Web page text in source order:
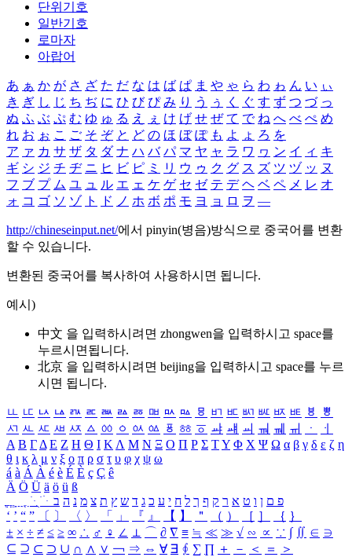
단위기호
일반기호
로마자
아랍어
あ ぁ か が さ ざ た だ な は ば ぱ ま や ゃ ら わ ゎ ん い ぃ
き ぎ し じ ち ぢ に ひ び ぴ み り う ぅ く ぐ す ず つ づ っ
ぬ ふ ぶ ぷ む ゆ ゅ る え ぇ け げ せ ぜ て で ね へ べ ぺ め
れ お ぉ こ ご そ ぞ と ど の ほ ぼ ぽ も よ ょ ろ を
ア ァ カ サ ザ タ ダ ナ ハ バ パ マ ヤ ャ ラ ワ ヮ ン イ ィ キ
ギ シ ジ チ ヂ ニ ヒ ビ ピ ミ リ ウ ゥ ク グ ス ズ ツ ヅ ッ ヌ
フ ブ プ ム ユ ュ ル エ ェ ケ ゲ セ ゼ テ デ ヘ ベ ペ メ レ オ
ォ コ ゴ ソ ゾ ト ド ノ ホ ボ ポ モ ヨ ョ ロ ヲ ―
http://chineseinput.net/에서 pinyin(병음)방식으로 중국어를 변환
할 수 있습니다.
변환된 중국어를 복사하여 사용하시면 됩니다.
예시)
中文 을 입력하시려면 zhongwen을 입력하시고 space를
누르시면됩니다.
北京 을 입력하시려면 beijing을 입력하시고 space를 누르
시면 됩니다.
ㅥ ㅦ ㅧ ㅨ ㅩ ㅪ ㅫ ㅬ ㅭ ㅮ ㅯ ㅰ ㅱ ㅲ ㅳ ㅴ ㅵ ㅶ ㅷ ㅸ
ㅹ
ㅺ ㅻ ㅼ ㅽ ㅾ ㅿ ㆀ ㆁ ㆂ ㆃ ㆄ ㆅ ㆆ ㆇ ㆈ ㆉ ㆊ ㆋ ㆌ ㆍ
ㆎ
Α Β ΓΔ Ε Ζ Η Θ Ι ΚΛ Μ Ν Ξ Ο Π Ρ Σ ΤΥ Φ Χ Ψ Ω α β γ δ ε ζ η
θ ι κ λ μ ν ξ ο π ρ σ τ υ φ χ ψ ω
á à Á À é è É È ç Ç ê
Ä Ö Ü ä ö ü ß
ִֶֹ ֻּ ׁׂ פ ם ן ו ט א ר ק ף ך ל ח י ע כ ג ד ש ץ ת צ מ נ ה ב
‘ ’ “ ” 〔 〕 〈 〉 「 」 『 』 【 】 ＂ （ ） ［ ］ ｛ ｝
± × ÷ ≠ ≤ ≥ ∞ ∴ ♂ ♀ ∠ ⊥ ⌒ ∂ ∇ ≡ ≒ ≪ ≫ √ ∽ ∝ ∵ ∫ ∬ ∈ ∋
⊆ ⊇ ⊂ ⊃ ∪ ∩ ∧ ∨ ￢ ⇒ ⇔ ∀ ∃ ∮ ∑ ∏ ＋ － ＜ ＝
＞